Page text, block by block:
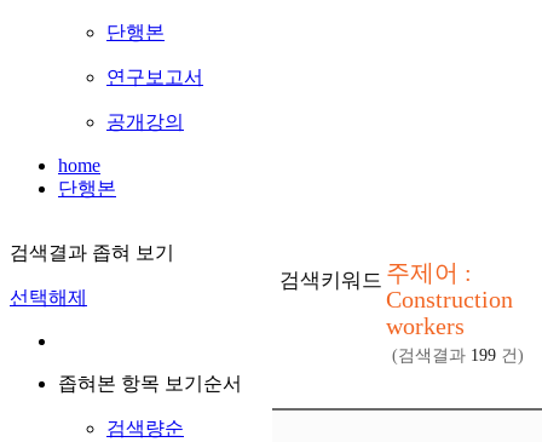
단행본
연구보고서
공개강의
home
단행본
검색결과 좁혀 보기
선택해제
좁혀본 항목 보기순서
검색량순
검색키워드 주제어 :
Construction
workers
(검색결과 199 건)